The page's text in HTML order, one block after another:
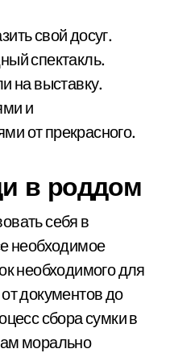
свой досуг.
спектакль.
на выставку.
и
от прекрасного.
в роддом
себя в
необходимое
необходимого для
документов до
сбора сумки в
морально